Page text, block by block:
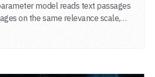
model reads text passages
on the same relevance scale,